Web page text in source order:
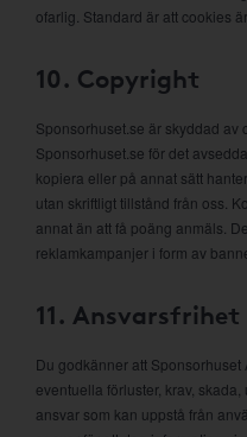
ofarlig. Standard är att cookies
10. Copyright
Sponsorhuset.se är skyddad av
Sponsorhuset.se för det
kopiera eller på annat sätt
utan skriftligt tillstånd från oss.
annat än att få poäng anmäls.
reklamkampanjer i form av
11. Ansvarsfrihet
Du godkänner att
eventuella förluster, krav,
ansvar som kan uppstå från